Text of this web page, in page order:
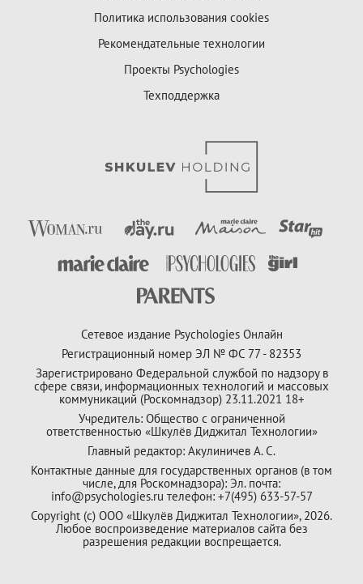
Политика использования cookies
Рекомендательные технологии
Проекты Psychologies
Техподдержка
Сетевое издание Psychologies Онлайн
Регистрационный номер ЭЛ № ФС 77 - 82353
Зарегистрировано Федеральной службой по надзору в
сфере связи, информационных технологий и массовых
коммуникаций (Роскомнадзор) 23.11.2021 18+
Учредитель: Общество с ограниченной
ответственностью «Шкулёв Диджитал Технологии»
Главный редактор: Акулиничев А. С.
Контактные данные для государственных органов (в том
числе, для Роскомнадзора): Эл. почта:
info@psychologies.ru телефон: +7(495) 633-57-57
Copyright (с) ООО «Шкулёв Диджитал Технологии», 2026.
Любое воспроизведение материалов сайта без
разрешения редакции воспрещается.